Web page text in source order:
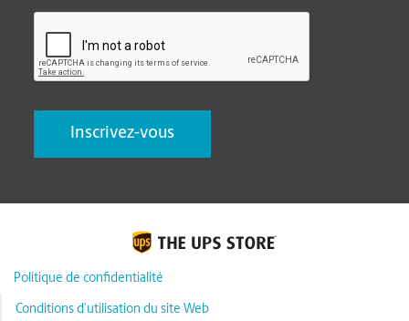
Politique de confidentialité
Conditions d’utilisation du site Web